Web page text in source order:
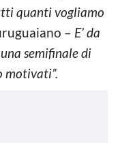
quanti vogliamo
– E’ da
semifinale di
motivati”.